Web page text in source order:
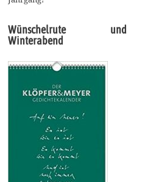
Wünschelrute und
Winterabend